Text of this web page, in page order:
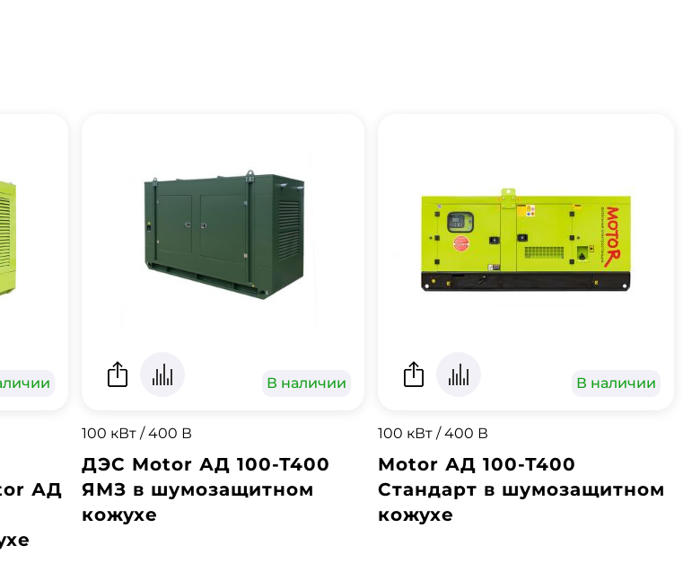
АД
В наличии
100 кВт / 400 В
ДЭС Motor АД 100-Т400
ЯМЗ в шумозащитном
кожухе
В наличии
100 кВт / 400 В
Motor АД 100-Т400
Стандарт в шумозащитном
кожухе